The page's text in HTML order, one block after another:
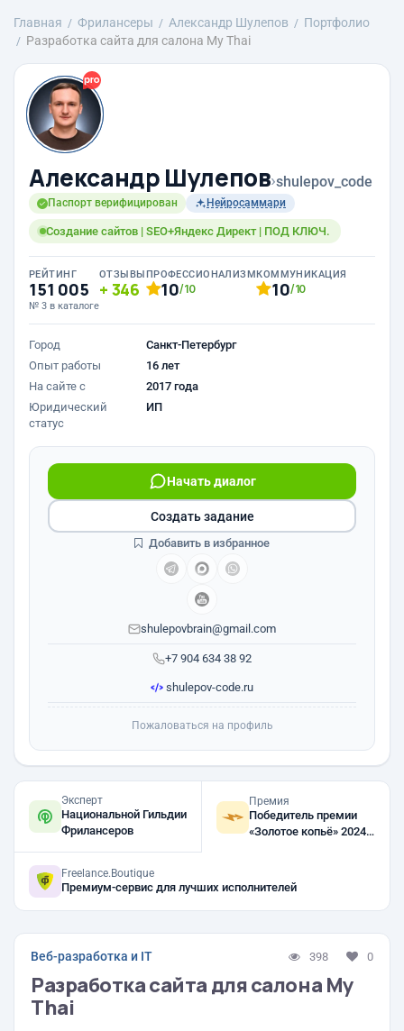
Главная Фрилансеры Александр Шулепов
Портфолио
Разработка сайта для салона My Thai
Александр Шулепов›shulepov_code
Паспорт верифицирован Нейросаммари
Создание сайтов | SEO+Яндекс Директ | ПОД КЛЮЧ.
РЕЙТИНГ
151 005
№ 3 в каталоге
ОТЗЫВЫ
346
ПРОФЕССИОНАЛИЗМ
10/10
КОММУНИКАЦИЯ
10/10
Город
Санкт-Петербург
Опыт работы
16 лет
На сайте с
2017 года
Юридический
статус
ИП
+7 904 634 38 92
Начать диалог
shulepovbrain@gmail.com
shulepov-code.ru
Создать задание
Добавить в избранное
Пожаловаться на профиль
Эксперт
Национальной Гильдии
Фрилансеров
Премия
Победитель премии
«Золотое копьё» 2024,
Freelance.Boutique
Премиум-сервис для лучших исполнителей
Веб-разработка и IT 398 0
Разработка сайта для салона My
Thai